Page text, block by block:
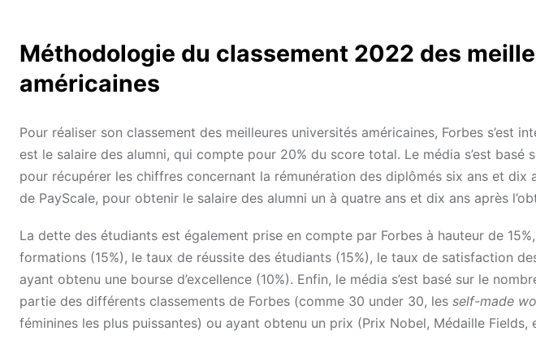
Méthodologie du classement 2022 des
américaines
Pour réaliser son classement des meilleures universités américaines, Forbes s’est
est le salaire des alumni, qui compte pour 20% du score total. Le média s’est basé
pour récupérer les chiffres concernant la rémunération des diplômés six ans et dix
de PayScale, pour obtenir le salaire des alumni un à quatre ans et dix ans après
La dette des étudiants est également prise en compte par Forbes à hauteur de
formations (15%), le taux de réussite des étudiants (15%), le taux de satisfaction
ayant obtenu une bourse d’excellence (10%). Enfin, le média s’est basé sur le
partie des différents classements de Forbes (comme 30 under 30, les self-made
féminines les plus puissantes) ou ayant obtenu un prix (Prix Nobel, Médaille Fields,